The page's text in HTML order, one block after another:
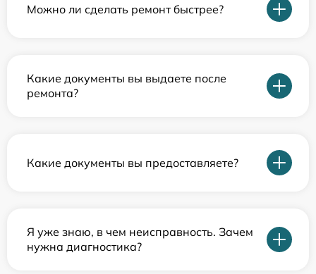
Можно ли сделать ремонт быстрее?
Какие документы вы выдаете после
ремонта?
Какие документы вы предоставляете?
Я уже знаю, в чем неисправность. Зачем
нужна диагностика?